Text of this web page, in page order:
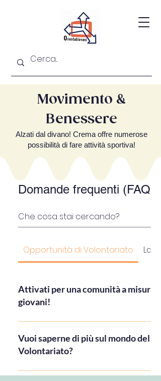
Movimento &
Benessere
Alzati dal divano! Crema offre numerose
possibilità di fare attività sportiva!
Domande frequenti (FAQ)
Opportunità di Volontariato
Attivati per una comunità a misura di
giovani!
Arci Ombriano Crema'amare Casa del
Generazione Up Consulta dei Giovani
Vuoi saperne di più sul mondo del
Volontariato?
Centro Servizi per il Volontariato